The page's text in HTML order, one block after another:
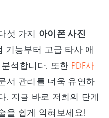
섯 가지 아이폰 사진
기능부터 고급 타사 애
석합니다. 또한 PDF사
서 관리를 더욱 유연하
. 지금 바로 저희의 단계
을 쉽게 익혀보세요!